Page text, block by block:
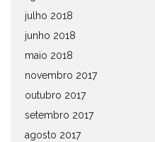
julho 2018
junho 2018
maio 2018
novembro 2017
outubro 2017
setembro 2017
agosto 2017